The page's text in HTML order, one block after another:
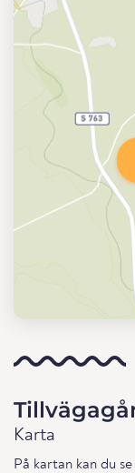
Karta
På kartan kan du